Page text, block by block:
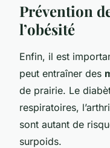
Prévention
l’obésité
Enfin, il est
peut entraîner des
de prairie. Le
respiratoires,
sont autant de
surpoids.